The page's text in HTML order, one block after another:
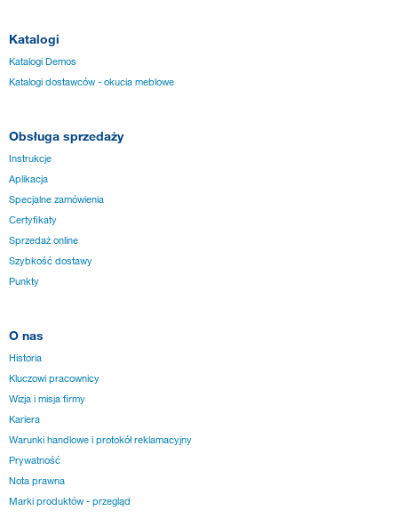
Katalogi
Katalogi Demos
Katalogi dostawców - okucia meblowe
Obsługa sprzedaży
Instrukcje
Aplikacja
Specjalne zamówienia
Certyfikaty
Sprzedaż online
Szybkość dostawy
Punkty
O nas
Historia
Kluczowi pracownicy
Wizja i misja firmy
Kariera
Warunki handlowe i protokół reklamacyjny
Prywatność
Nota prawna
Marki produktów - przegląd